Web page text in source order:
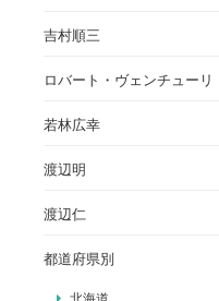
吉村順三
ロバート・ヴェンチューリ
若林広幸
渡辺明
渡辺仁
都道府県別
北海道